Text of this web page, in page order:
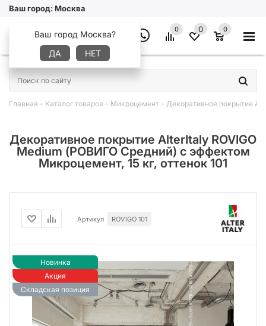
Ваш город:Москва
Ваш город Москва?
ДА
НЕТ
0 0 0
×
Главная - Каталог товаров - Микроцемент - Декоративное покрытие
Декоративное покрытие AlterItaly ROVIGO
Medium (РОВИГО Средний) с эффектом
Микроцемент, 15 кг, оттенок 101
Новинка
Акция
Складская позиция
Артикул ROVIGO 101